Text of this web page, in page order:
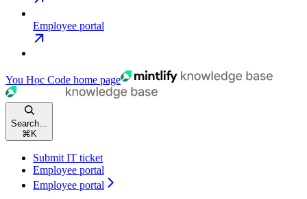
Employee portal
You Học Code home page
Search...
⌘K
Submit IT ticket
Employee portal
Employee portal